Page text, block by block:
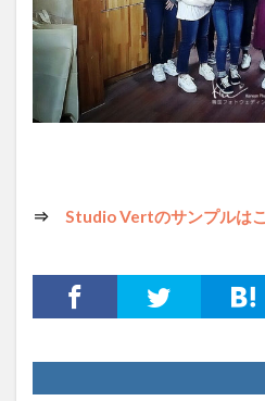
⇒ Studio Vertのサンプルは